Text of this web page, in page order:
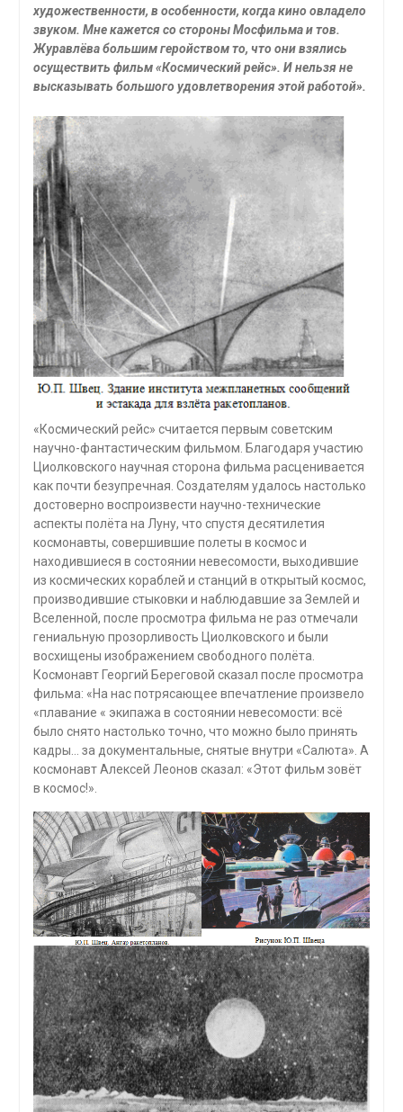
художественности, в особенности, когда кино овладело
звуком. Мне кажется со стороны Мосфильма и тов.
Журавлёва большим геройством то, что они взялись
осуществить фильм «Космический рейс». И нельзя не
высказывать большого удовлетворения этой работой».
«Космический рейс» считается первым советским
научно-фантастическим фильмом. Благодаря участию
Циолковского научная сторона фильма расценивается
как почти безупречная. Создателям удалось настолько
достоверно воспроизвести научно-технические
аспекты полёта на Луну, что спустя десятилетия
космонавты, совершившие полеты в космос и
находившиеся в состоянии невесомости, выходившие
из космических кораблей и станций в открытый космос,
производившие стыковки и наблюдавшие за Землей и
Вселенной, после просмотра фильма не раз отмечали
гениальную прозорливость Циолковского и были
восхищены изображением свободного полёта.
Космонавт Георгий Береговой сказал после просмотра
фильма: «На нас потрясающее впечатление произвело
«плавание « экипажа в состоянии невесомости: всё
было снято настолько точно, что можно было принять
кадры… за документальные, снятые внутри «Салюта». А
космонавт Алексей Леонов сказал: «Этот фильм зовёт
в космос!».